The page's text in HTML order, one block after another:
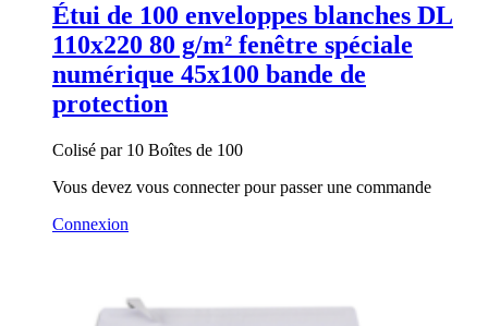
Étui de 100 enveloppes blanches DL
110x220 80 g/m² fenêtre spéciale
numérique 45x100 bande de
protection
Colisé par 10 Boîtes de 100
Vous devez vous connecter pour passer une commande
Connexion